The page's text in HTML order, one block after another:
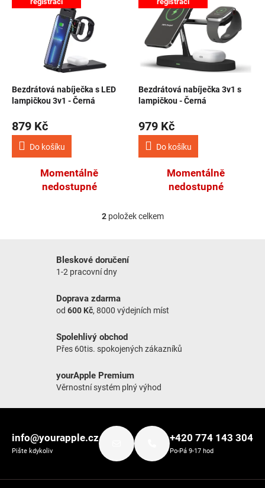
Bezdrátová nabíječka s LED
lampičkou 3v1 - Černá
879 Kč
Do košíku
Momentálně
nedostupné
Bezdrátová nabíječka 3v1 s
lampičkou - Černá
979 Kč
Do košíku
Momentálně
nedostupné
Ovládací prvky výpisu
2položek celkem
Bleskové doručení
1-2 pracovní dny
Doprava zdarma
od 600 Kč, 8000 výdejních míst
Spolehlivý obchod
Přes 60tis. spokojených zákazníků
yourApple Premium
Věrnostní systém plný výhod
info@yourapple.cz
Pište kdykoliv
+420 774 143 304
Po-Pá 9-17 hod